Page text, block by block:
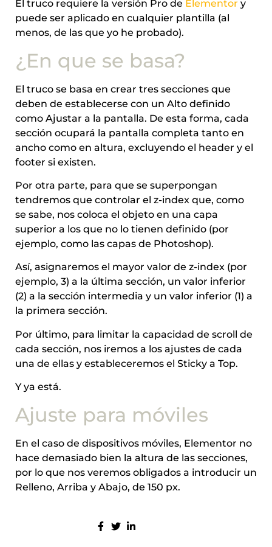
El truco requiere la versión Pro de Elementor y
puede ser aplicado en cualquier plantilla (al
menos, de las que yo he probado).
¿En que se basa?
El truco se basa en crear tres secciones que
deben de establecerse con un Alto definido
como Ajustar a la pantalla. De esta forma, cada
sección ocupará la pantalla completa tanto en
ancho como en altura, excluyendo el header y el
footer si existen.
Por otra parte, para que se superpongan
tendremos que controlar el z-index que, como
se sabe, nos coloca el objeto en una capa
superior a los que no lo tienen definido (por
ejemplo, como las capas de Photoshop).
Así, asignaremos el mayor valor de z-index (por
ejemplo, 3) a la última sección, un valor inferior
(2) a la sección intermedia y un valor inferior (1) a
la primera sección.
Por último, para limitar la capacidad de scroll de
cada sección, nos iremos a los ajustes de cada
una de ellas y estableceremos el Sticky a Top.
Y ya está.
Ajuste para móviles
En el caso de dispositivos móviles, Elementor no
hace demasiado bien la altura de las secciones,
por lo que nos veremos obligados a introducir un
Relleno, Arriba y Abajo, de 150 px.